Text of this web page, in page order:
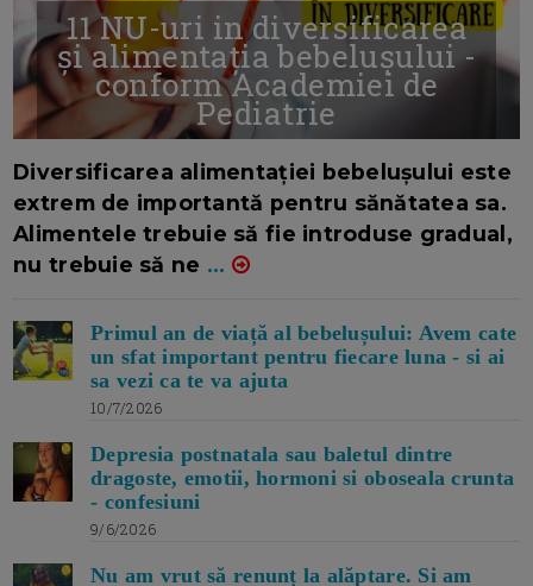
11 NU-uri in diversificarea
și alimentația bebelușului -
conform Academiei de
Pediatrie
Diversificarea alimentației bebelușului este
extrem de importantă pentru sănătatea sa.
Alimentele trebuie să fie introduse gradual,
nu trebuie să ne ...
Primul an de viață al bebelușului: Avem cate
un sfat important pentru fiecare luna - si ai
sa vezi ca te va ajuta
10/7/2026
Depresia postnatala sau baletul dintre
dragoste, emotii, hormoni si oboseala crunta
- confesiuni
9/6/2026
Nu am vrut să renunț la alăptare. Si am